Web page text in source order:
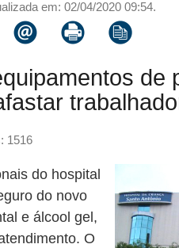
em: 02/04/2020 09:54.
whatsapp
via telegram
Compartilhar via email
Imprimir a página
Copiar link
de
1516
do hospital
do novo
e álcool gel,
O